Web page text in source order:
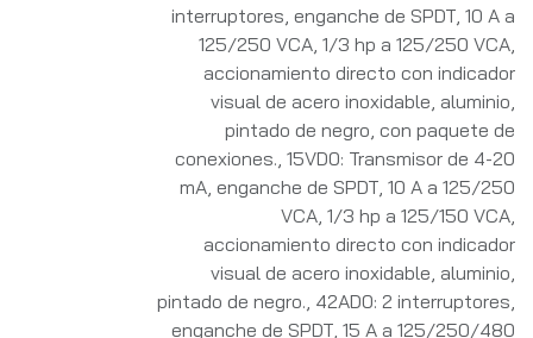
interruptores, enganche de SPDT, 10 A a
125/250 VCA, 1/3 hp a 125/250 VCA,
accionamiento directo con indicador
visual de acero inoxidable, aluminio,
pintado de negro, con paquete de
conexiones. 15VD0: Transmisor de 4-20
mA, enganche de SPDT, 10 A a 125/250
VCA, 1/3 hp a 125/150 VCA,
accionamiento directo con indicador
visual de acero inoxidable, aluminio,
pintado de negro. 42AD0: 2 interruptores,
enganche de SPDT, 15 A a 125/250/480